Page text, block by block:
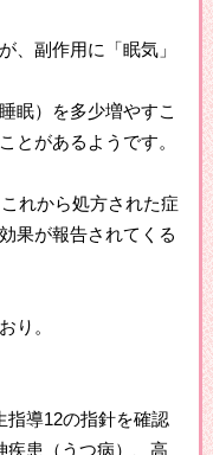
、副作用に「眠気」
眠）を多少増やすこ
とがあるようです。
れから処方された症
果が報告されてくる
り。
指導12の指針を確認
疾患（うつ病）、高